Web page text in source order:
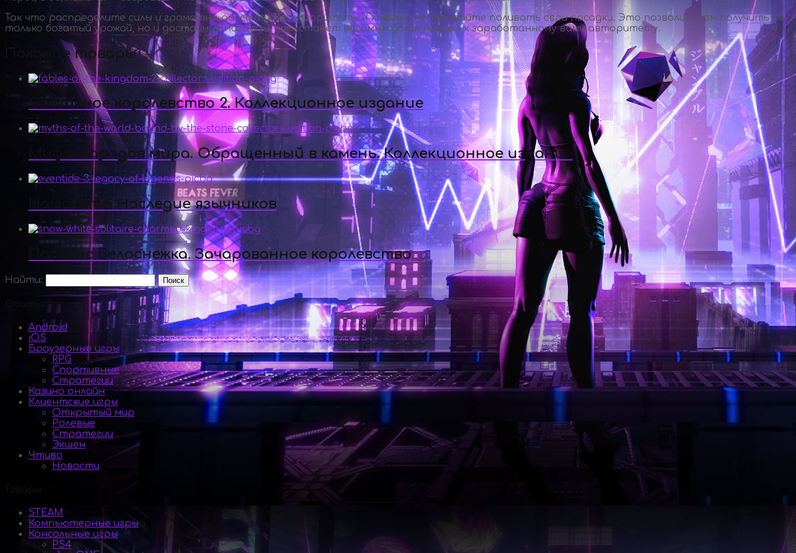
Так что распределите силы и грамотно расставьте приоритеты. Главное, не забывайте поливать свои посадки. Это позволит вам получить не
только богатый урожай, но и достойные награды, что станет весомым дополнением к заработанному вами авторитету.
Похожие товары
Сказочное королевство 2. Коллекционное издание
Мифы народов мира. Обращенный в камень. Коллекционное издание
На закате. Наследие язычников
Пасьянс Белоснежка. Зачарованное королевство
Найти:
Android
iOS
Браузерные игры
RPG
Спортивные
Стратегии
Казино онлайн
Клиентские игры
Открытый мир
Ролевые
Стратегии
Экшен
Чтиво
Новости
STEAM
Компьютерные игры
Консольные игры
PS4